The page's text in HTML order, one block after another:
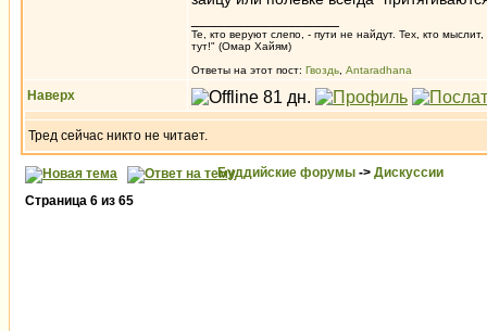
Те, кто веруют слепо, - пути не найдут. Тех, кто
тут!" (Омар Хайям)
Ответы на этот пост: Гвоздь Antaradhana
Наверх
Тред сейчас никто не читает.
Буддийские форумы -> Дискуссии
Страница 6 из 65